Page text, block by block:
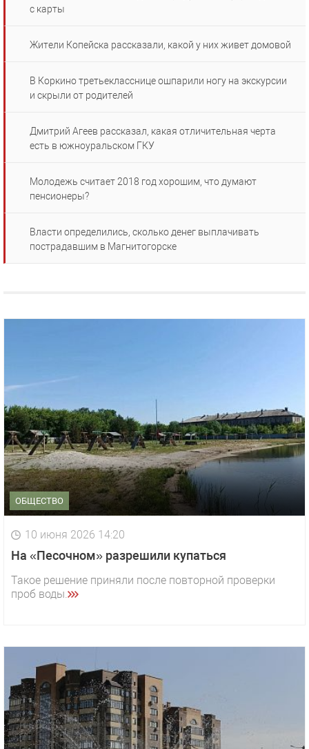
с карты
Жители Копейска рассказали, какой у них живет домовой
В Коркино третьекласснице ошпарили ногу на экскурсии
и скрыли от родителей
Дмитрий Агеев рассказал, какая отличительная черта
есть в южноуральском ГКУ
Молодежь считает 2018 год хорошим, что думают
пенсионеры?
Власти определились, сколько денег выплачивать
пострадавшим в Магнитогорске
ОБЩЕСТВО
10 июня 2026 14:20
На «Песочном» разрешили купаться
Такое решение приняли после повторной проверки
проб воды.